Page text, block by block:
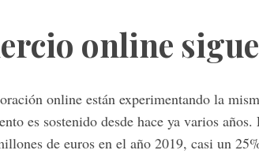
online
online están experimentando la
es sostenido desde hace ya varios
de euros en el año 2019, casi un